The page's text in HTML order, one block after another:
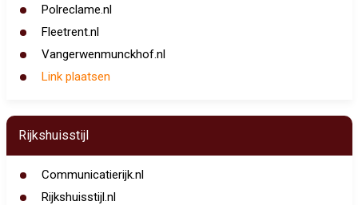
Polreclame.nl
Fleetrent.nl
Vangerwenmunckhof.nl
Link plaatsen
Rijkshuisstijl
Communicatierijk.nl
Rijkshuisstijl.nl